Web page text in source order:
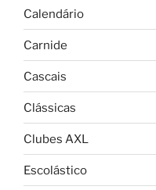
Calendário
Carnide
Cascais
Clássicas
Clubes AXL
Escolástico